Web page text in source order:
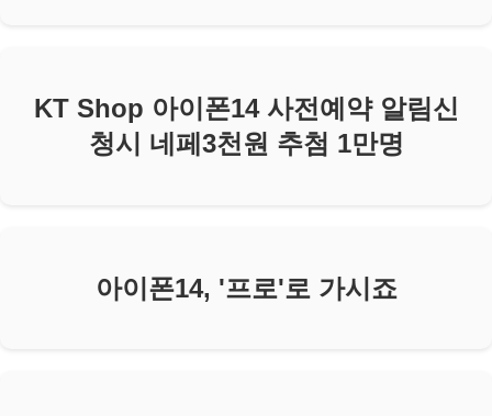
KT Shop 아이폰14 사전예약 알림신
청시 네페3천원 추첨 1만명
아이폰14, '프로'로 가시죠